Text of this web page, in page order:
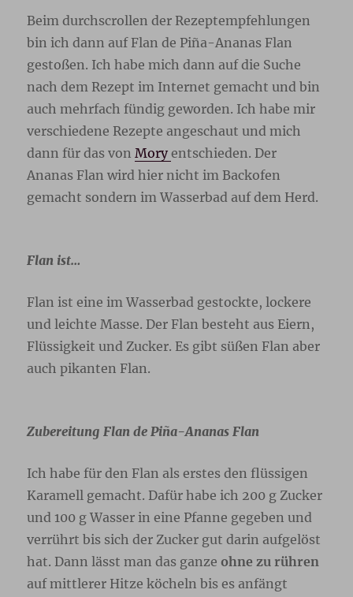
Beim durchscrollen der Rezeptempfehlungen
bin ich dann auf Flan de Piña-Ananas Flan
gestoßen. Ich habe mich dann auf die Suche
nach dem Rezept im Internet gemacht und bin
auch mehrfach fündig geworden. Ich habe mir
verschiedene Rezepte angeschaut und mich
dann für das vonMoryentschieden. Der
Ananas Flan wird hier nicht im Backofen
gemacht sondern im Wasserbad auf dem Herd.
Flan ist…
Flan ist eine im Wasserbad gestockte, lockere
und leichte Masse. Der Flan besteht aus Eiern,
Flüssigkeit und Zucker. Es gibt süßen Flan aber
auch pikanten Flan.
Zubereitung Flan de Piña-Ananas Flan
Ich habe für den Flan als erstes den flüssigen
Karamell gemacht. Dafür habe ich 200 g Zucker
und 100 g Wasser in eine Pfanne gegeben und
verrührt bis sich der Zucker gut darin aufgelöst
hat. Dann lässt man das ganzeohne zu rühren
auf mittlerer Hitze köcheln bis es anfängt